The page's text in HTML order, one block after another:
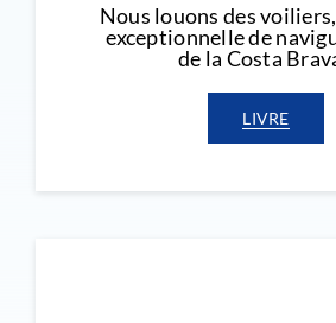
Nous louons des
exceptionnelle de
de la Costa
LIVRE